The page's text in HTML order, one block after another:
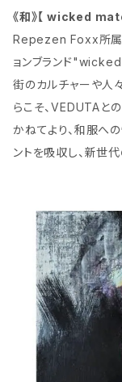
《和》【 wicked
Repezen Foxx所属
ョンブランド
街のカルチャーや人
らこそ、VEDUTAと
かねてより、和服へ
ントを吸収し、新世